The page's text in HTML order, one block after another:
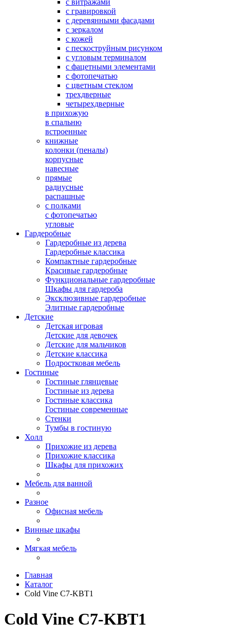
с витражами
с гравировкой
с деревянными фасадами
с зеркалом
с кожей
с пескоструйным рисунком
с угловым терминалом
с фацетными элементами
с фотопечатью
с цветным стеклом
трехдверные
четырехдверные
в прихожую
в спальню
встроенные
книжные
колонки (пеналы)
корпусные
навесные
прямые
радиусные
распашные
с полками
с фотопечатью
угловые
Гардеробные
Гардеробные из дерева
Гардеробные классика
Компактные гардеробные
Красивые гардеробные
Функциональные гардеробные
Шкафы для гардероба
Эксклюзивные гардеробные
Элитные гардеробные
Детские
Детская игровая
Детские для девочек
Детские для мальчиков
Детские классика
Подростковая мебель
Гостиные
Гостиные глянцевые
Гостиные из дерева
Гостиные классика
Гостиные современные
Стенки
Тумбы в гостиную
Холл
Прихожие из дерева
Прихожие классика
Шкафы для прихожих
Мебель для ванной
Разное
Офисная мебель
Винные шкафы
Мягкая мебель
Главная
Каталог
Cold Vine C7-KBT1
Cold Vine C7-KBT1